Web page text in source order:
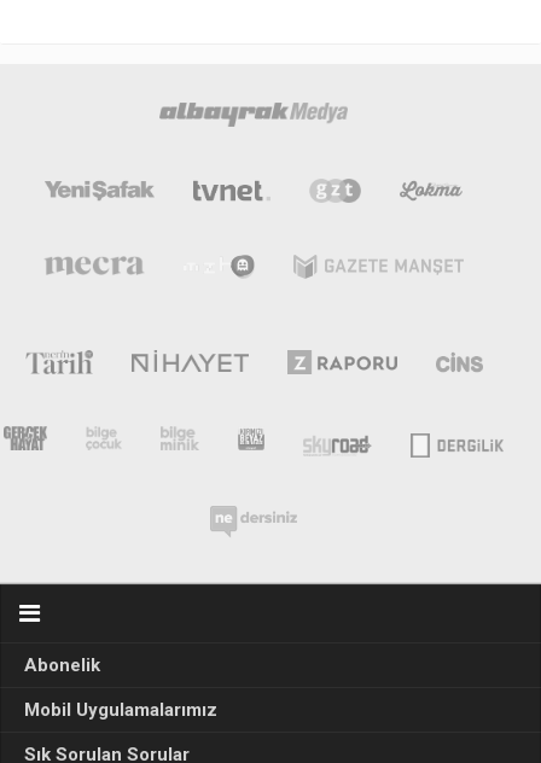
Abonelik
Mobil Uygulamalarımız
Sık Sorulan Sorular